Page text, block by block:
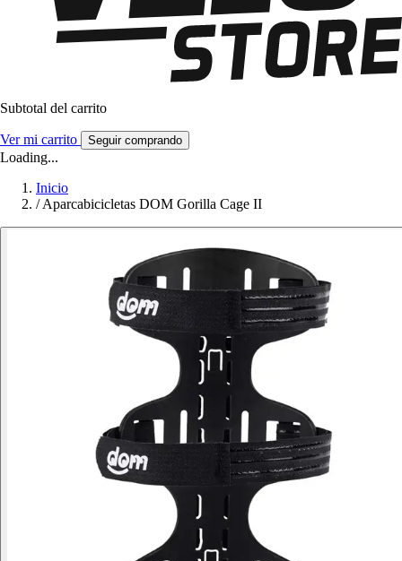
Subtotal del carrito
Ver mi carrito Seguir comprando
Loading...
Inicio
/Aparcabicicletas DOM Gorilla Cage II